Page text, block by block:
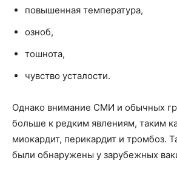
повышенная температура,
озноб,
тошнота,
чувство усталости.
Однако внимание СМИ и обычных
больше к редким явлениям, таким
миокардит, перикардит и тромбоз.
были обнаружены у зарубежных